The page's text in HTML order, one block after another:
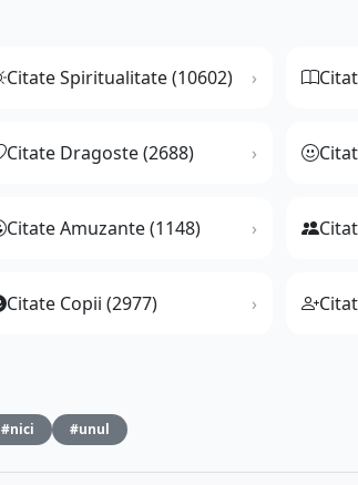
Citate Spiritualitate (10602)
Citate Dragoste (2688)
Citate Amuzante (1148)
Citate Copii (2977)
#nici #unul